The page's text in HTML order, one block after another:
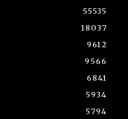
55535
18037
9612
9566
6841
5934
5794